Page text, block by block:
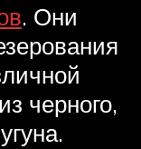
. Они
черного,